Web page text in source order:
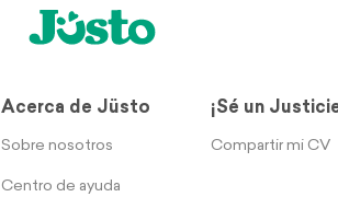
Acerca de Jüsto
Sobre nosotros
Centro de ayuda
¡Sé un
Compartir mi CV